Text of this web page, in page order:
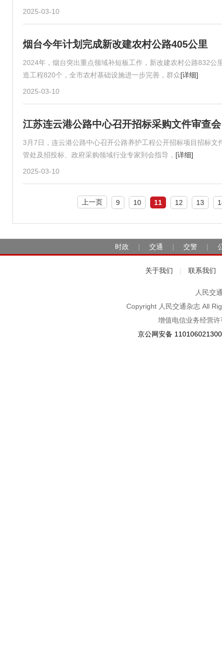
2025-03-10
烟台今年计划完成新改建农村公路405公里
2024年，烟台突出重点领域补短板工作，新改建农村公路832
造工程820个，全市农村基础设施进一步完善，群众[详细]
2025-03-10
江苏连云港公路中心召开招标采购文件审查会
3月7日，连云港公路中心召开公路养护工程公开招标项目招标
管处及招投标、政府采购领域行业专家到会指导， [详细]
2025-03-10
上一页 9 10 11 12 13
时政 交通 交警
关于我们 联系我们
人民交
Copyright 人民交通杂志 All
增值电信业务经营
京公网安备